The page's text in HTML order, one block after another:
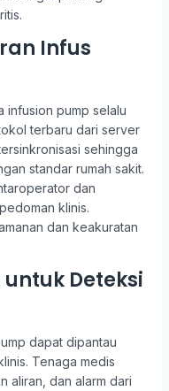
Infus
infusion pump selalu
terbaru dari server
sehingga
standar rumah sakit.
dan
klinis.
dan keakuratan
Deteksi
dapat dipantau
Tenaga medis
aliran, dan alarm dari